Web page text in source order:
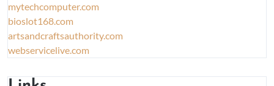
mytechcomputer.com
bioslot168.com
artsandcraftsauthority.com
webservicelive.com